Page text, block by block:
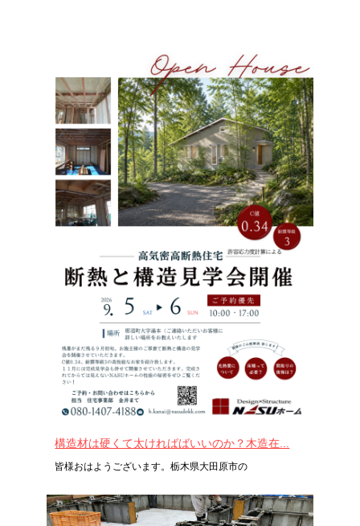
構造材は硬くて太ければばいいのか？木造在...
皆様おはようございます。栃木県大田原市の